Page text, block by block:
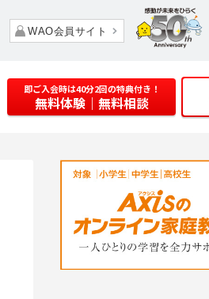
WAO会員サイト
即ご入会時は40分2回の特典付き！
無料体験｜無料相談